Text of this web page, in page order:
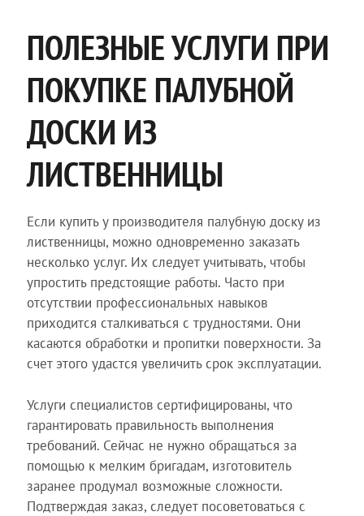
ПОЛЕЗНЫЕ УСЛУГИ ПРИ
ПОКУПКЕ ПАЛУБНОЙ
ДОСКИ ИЗ
ЛИСТВЕННИЦЫ
Если купить у производителя палубную доску из
лиственницы, можно одновременно заказать
несколько услуг. Их следует учитывать, чтобы
упростить предстоящие работы. Часто при
отсутствии профессиональных навыков
приходится сталкиваться с трудностями. Они
касаются обработки и пропитки поверхности. За
счет этого удастся увеличить срок эксплуатации.
Услуги специалистов сертифицированы, что
гарантировать правильность выполнения
требований. Сейчас не нужно обращаться за
помощью к мелким бригадам, изготовитель
заранее продумал возможные сложности.
Подтверждая заказ, следует посоветоваться с